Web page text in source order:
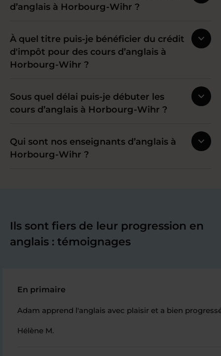
d’anglais à Horbourg-Wihr ?
À quel titre puis-je bénéficier du crédit
d'impôt pour des cours d’anglais à
Horbourg-Wihr ?
Sous quel délai puis-je débuter les
cours d’anglais à Horbourg-Wihr ?
Qui sont nos enseignants d’anglais à
Horbourg-Wihr ?
Ils sont fiers de leur progression en
anglais : témoignages
En primaire
Adam apprend l'anglais avec plaisir et a bien
Hélène M.